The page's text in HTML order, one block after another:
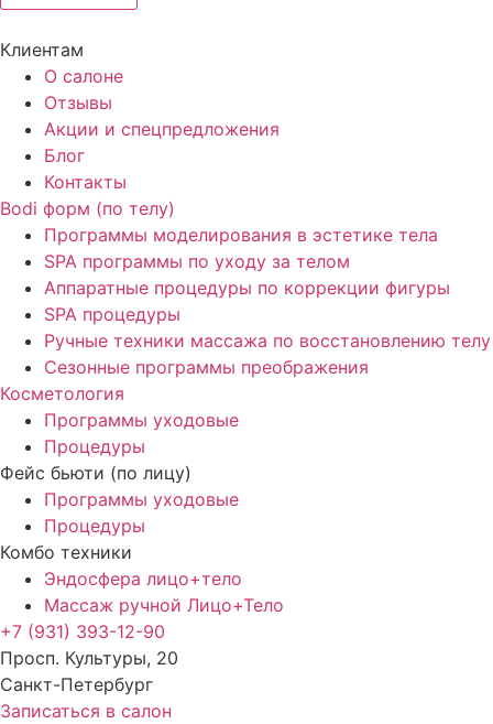
Клиентам
О салоне
Отзывы
Акции и спецпредложения
Блог
Контакты
Bodi форм (по телу)
Программы моделирования в эстетике тела
SPA программы по уходу за телом
Аппаратные процедуры по коррекции фигуры
SPA процедуры
Ручные техники массажа по восстановлению телу
Сезонные программы преображения
Косметология
Программы уходовые
Процедуры
Фейс бьюти (по лицу)
Программы уходовые
Процедуры
Комбо техники
Эндосфера лицо+тело
Массаж ручной Лицо+Тело
+7 (931) 393-12-90
Просп. Культуры, 20
Санкт-Петербург
Записаться в салон